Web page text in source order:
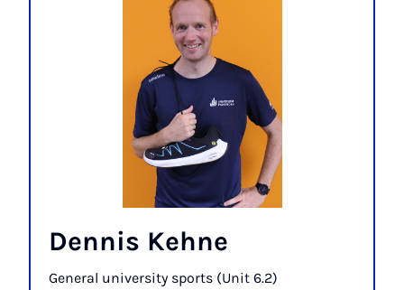
Dennis Kehne
General university sports (Unit 6.2)